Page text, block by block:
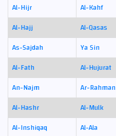
Al-Hijr
Al-Kahf
Al-Hajj
Al-Qasas
As-Sajdah
Ya Sin
Al-Fath
Al-Hujurat
An-Najm
Ar-Rahman
Al-Hashr
Al-Mulk
Al-Inshiqaq
Al-Ala